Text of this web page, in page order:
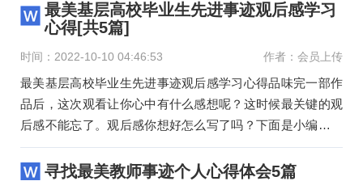
最美基层高校毕业生先进事迹观后感学习
心得[共5篇]
时间：2022-10-10 04:46:53 作者：会员上传
最美基层高校毕业生先进事迹观后感学习心得品味完一部作
品后，这次观看让你心中有什么感想呢？这时候最关键的观
后感不能忘了。观后感你想好怎么写了吗？下面是小编整理
的最美基层
寻找最美教师事迹个人心得体会5篇